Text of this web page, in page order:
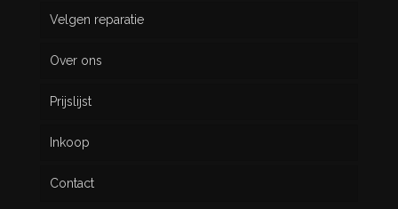
Gebruikt
Velgen reparatie
Over ons
Prijslijst
Inkoop
Contact